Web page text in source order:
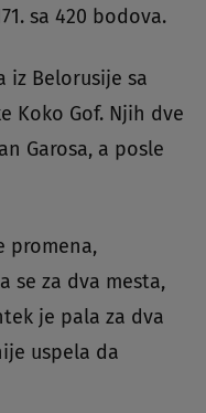
sa 420 bodova.
iz Belorusije sa
Koko Gof. Njih dve
Garosa, a posle
promena,
se za dva mesta,
je pala za dva
uspela da